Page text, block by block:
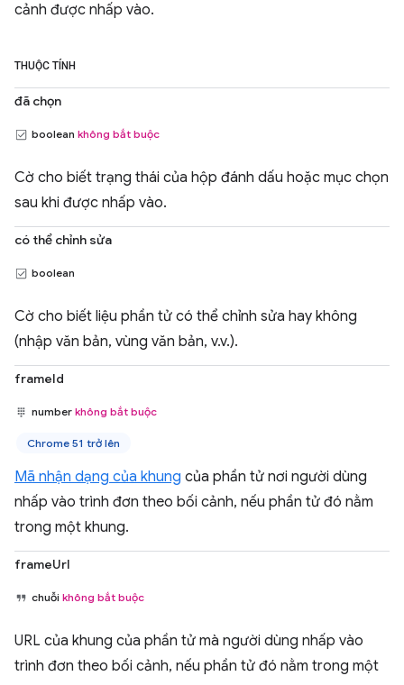
cảnh được nhấp vào.
THUỘC TÍNH
đã chọn
boolean không bắt buộc
Cờ cho biết trạng thái của hộp đánh dấu hoặc mục chọn
sau khi được nhấp vào.
có thể chỉnh sửa
boolean
Cờ cho biết liệu phần tử có thể chỉnh sửa hay không
(nhập văn bản, vùng văn bản, v.v.).
frameId
number không bắt buộc
Chrome 51 trở lên
Mã nhận dạng của khung của phần tử nơi người dùng
nhấp vào trình đơn theo bối cảnh, nếu phần tử đó nằm
trong một khung.
frameUrl
chuỗi không bắt buộc
URL của khung của phần tử mà người dùng nhấp vào
trình đơn theo bối cảnh, nếu phần tử đó nằm trong một